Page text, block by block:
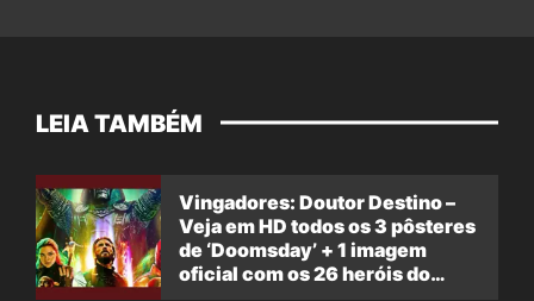
LEIA TAMBÉM
Vingadores: Doutor Destino –
Veja em HD todos os 3 pôsteres
de ‘Doomsday’ + 1 imagem
oficial com os 26 heróis do